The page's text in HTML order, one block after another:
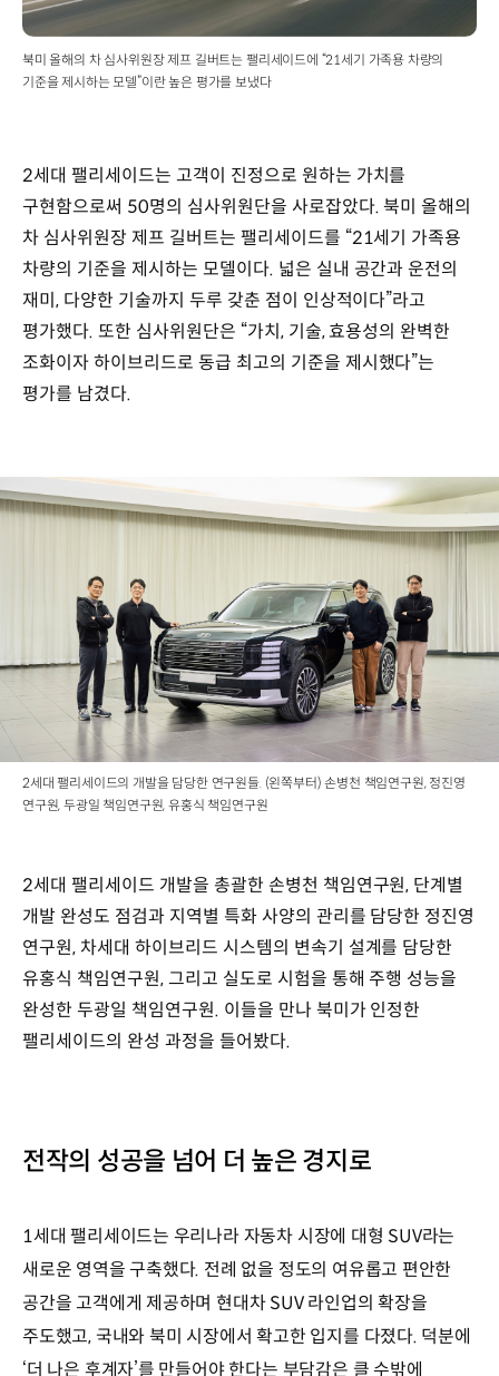
북미 올해의 차 심사위원장 제프 길버트는 팰리세이드에 “21세기 가족용 차량의
기준을 제시하는 모델”이란 높은 평가를 보냈다
2세대 팰리세이드는 고객이 진정으로 원하는 가치를
구현함으로써 50명의 심사위원단을 사로잡았다. 북미 올해의
차 심사위원장 제프 길버트는 팰리세이드를 “21세기 가족용
차량의 기준을 제시하는 모델이다. 넓은 실내 공간과 운전의
재미, 다양한 기술까지 두루 갖춘 점이 인상적이다”라고
평가했다. 또한 심사위원단은 “가치, 기술, 효용성의 완벽한
조화이자 하이브리드로 동급 최고의 기준을 제시했다”는
평가를 남겼다.
2세대 팰리세이드의 개발을 담당한 연구원들. (왼쪽부터) 손병천 책임연구원, 정진영
연구원, 두광일 책임연구원, 유홍식 책임연구원
2세대 팰리세이드 개발을 총괄한 손병천 책임연구원, 단계별
개발 완성도 점검과 지역별 특화 사양의 관리를 담당한 정진영
연구원, 차세대 하이브리드 시스템의 변속기 설계를 담당한
유홍식 책임연구원, 그리고 실도로 시험을 통해 주행 성능을
완성한 두광일 책임연구원. 이들을 만나 북미가 인정한
팰리세이드의 완성 과정을 들어봤다.
전작의 성공을 넘어 더 높은 경지로
1세대 팰리세이드는 우리나라 자동차 시장에 대형 SUV라는
새로운 영역을 구축했다. 전례 없을 정도의 여유롭고 편안한
공간을 고객에게 제공하며 현대차 SUV 라인업의 확장을
주도했고, 국내와 북미 시장에서 확고한 입지를 다졌다. 덕분에
‘더 나은 후계자’를 만들어야 한다는 부담감은 클 수밖에